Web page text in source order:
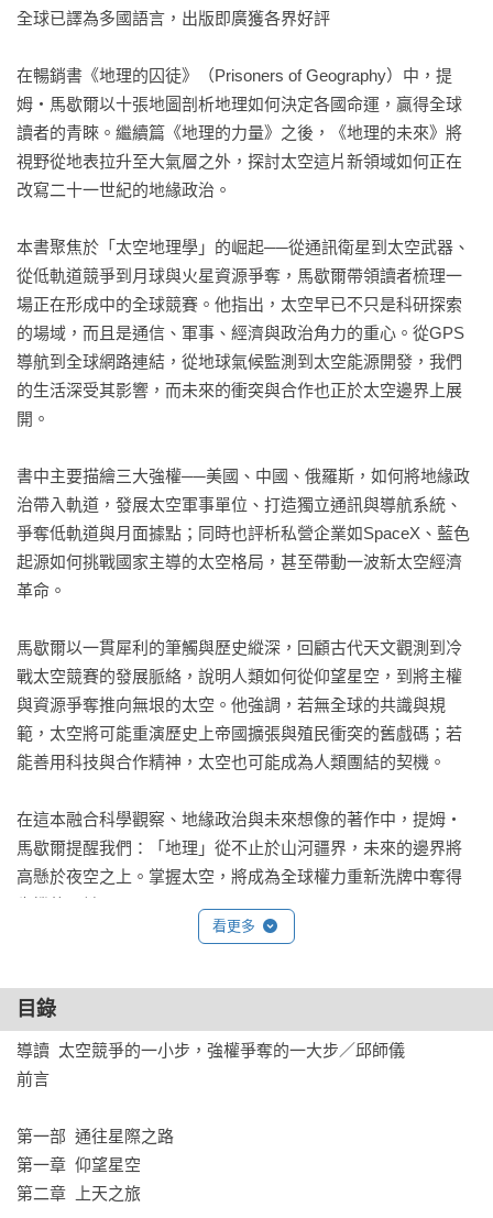
全球已譯為多國語言，出版即廣獲各界好評
在暢銷書《地理的囚徒》（Prisoners of Geography）中，提
姆・馬歇爾以十張地圖剖析地理如何決定各國命運，贏得全球
讀者的青睞。繼續篇《地理的力量》之後，《地理的未來》將
視野從地表拉升至大氣層之外，探討太空這片新領域如何正在
改寫二十一世紀的地緣政治。
本書聚焦於「太空地理學」的崛起──從通訊衛星到太空武器、
從低軌道競爭到月球與火星資源爭奪，馬歇爾帶領讀者梳理一
場正在形成中的全球競賽。他指出，太空早已不只是科研探索
的場域，而且是通信、軍事、經濟與政治角力的重心。從GPS
導航到全球網路連結，從地球氣候監測到太空能源開發，我們
的生活深受其影響，而未來的衝突與合作也正於太空邊界上展
開。
書中主要描繪三大強權──美國、中國、俄羅斯，如何將地緣政
治帶入軌道，發展太空軍事單位、打造獨立通訊與導航系統、
爭奪低軌道與月面據點；同時也評析私營企業如SpaceX、藍色
起源如何挑戰國家主導的太空格局，甚至帶動一波新太空經濟
革命。
馬歇爾以一貫犀利的筆觸與歷史縱深，回顧古代天文觀測到冷
戰太空競賽的發展脈絡，說明人類如何從仰望星空，到將主權
與資源爭奪推向無垠的太空。他強調，若無全球的共識與規
範，太空將可能重演歷史上帝國擴張與殖民衝突的舊戲碼；若
能善用科技與合作精神，太空也可能成為人類團結的契機。
在這本融合科學觀察、地緣政治與未來想像的著作中，提姆・
馬歇爾提醒我們：「地理」從不止於山河疆界，未來的邊界將
高懸於夜空之上。掌握太空，將成為全球權力重新洗牌中奪得
看更多
目錄
導讀  太空競爭的一小步，強權爭奪的一大步／邱師儀
前言
第一部  通往星際之路
第一章  仰望星空
第二章  上天之旅